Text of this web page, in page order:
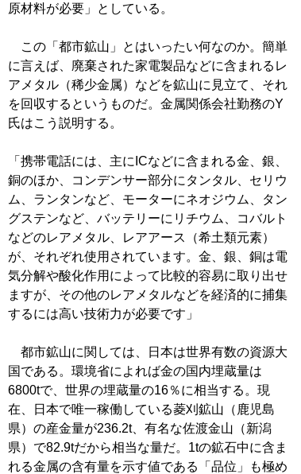
原材料が必要」としている。
この「都市鉱山」とはいったい何なのか。簡単
に言えば、廃棄された家電製品などに含まれるレ
アメタル（稀少金属）などを鉱山に見立て、それ
を回収するというものだ。金属関係会社勤務のY
氏はこう説明する。
「携帯電話には、主にICなどに含まれる金、銀、
銅のほか、コンデンサー部分にタンタル、セリウ
ム、ランタンなど、モーターにネオジウム、タン
グステンなど、バッテリーにリチウム、コバルト
などのレアメタル、レアアース（希土類元素）
が、それぞれ使用されています。金、銀、銅は電
気分解や酸化作用によって比較的容易に取り出せ
ますが、その他のレアメタルなどを経済的に捕集
するには高い技術力が必要です」
都市鉱山に関しては、日本は世界有数の資源大
国である。環境省によれば金の国内埋蔵量は
6800tで、世界の埋蔵量の16％に相当する。現
在、日本で唯一稼働している菱刈鉱山（鹿児島
県）の産金量が236.2t、有名な佐渡金山（新潟
県）で82.9tだから相当な量だ。1tの鉱石中に含ま
れる金属の含有量を示す値である「品位」も極め